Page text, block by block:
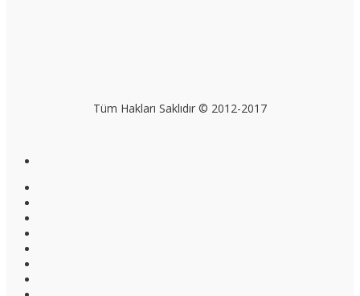
Tüm Hakları Saklıdır © 2012-2017